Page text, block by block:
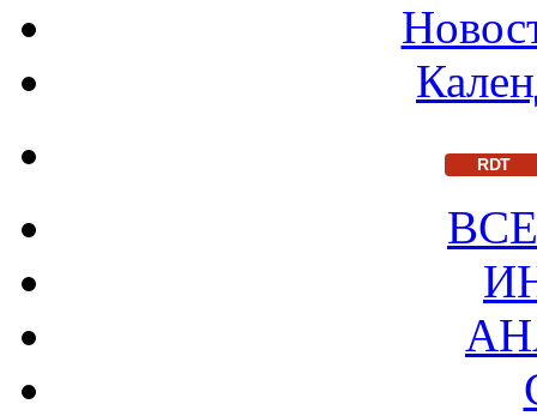
RDT